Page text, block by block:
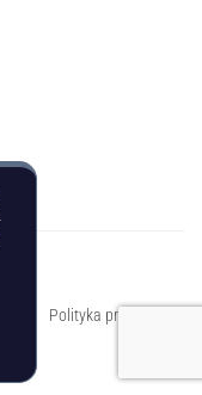
Polityka prywatności